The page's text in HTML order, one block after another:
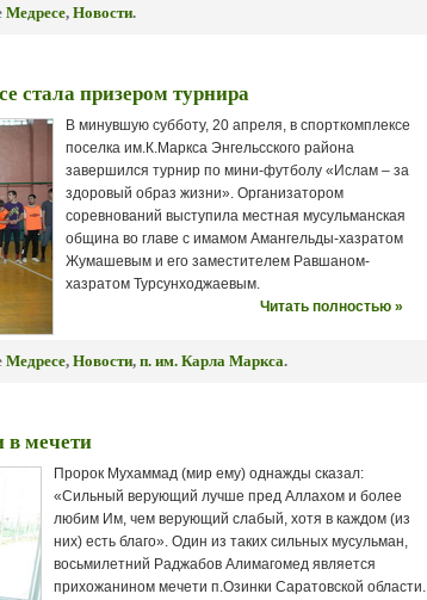
Медресе, Новости.
стала призером турнира
В минувшую субботу, 20 апреля, в спорткомплексе
поселка им.К.Маркса Энгельсского района
завершился турнир по мини-футболу «Ислам – за
здоровый образ жизни». Организатором
соревнований выступила местная мусульманская
община во главе с имамом Амангельды-хазратом
Жумашевым и его заместителем Равшаном-
хазратом Турсунходжаевым.
Читать полностью »
Медресе, Новости, п. им. Карла Маркса.
в мечети
Пророк Мухаммад (мир ему) однажды сказал:
«Сильный верующий лучше пред Аллахом и более
любим Им, чем верующий слабый, хотя в каждом (из
них) есть благо». Один из таких сильных мусульман,
восьмилетний Раджабов Алимагомед является
прихожанином мечети п.Озинки Саратовской области.